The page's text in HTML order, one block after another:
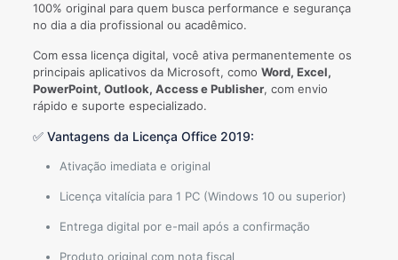
100% original para quem busca performance e segurança
no dia a dia profissional ou acadêmico.
Com essa licença digital, você ativa permanentemente os
principais aplicativos da Microsoft, como Word, Excel,
PowerPoint, Outlook, Access e Publisher, com envio
rápido e suporte especializado.
✅ Vantagens da Licença Office 2019:
Ativação imediata e original
Licença vitalícia para 1 PC (Windows 10 ou superior)
Entrega digital por e-mail após a confirmação
Produto original com nota fiscal